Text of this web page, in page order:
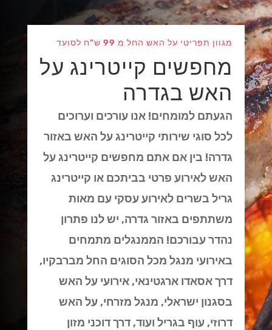
מגוון תפריטי על האש החל מ 99 ש"ח לסועד
מחפשים קייטרינג על
האש בגדרה
הגעתם למומחים! אנו עורכים וערוכים
לכל סוגי שירותי קייטרינג על האש באזור
גדרה! בין אם אתם מחפשים קייטרינג על
האש לאירוע פרטי בביתכם או קייטרינג
גריל בשרים לאירוע עסקי עם מאות
משתתפים באזור גדרה, יש לנו פתרון
נהדר עבורכם! הממנגלים מתמחים
באירועי מנגל מכל הסוגים החל מברבקיו,
דרך אסאדו ארגטינאי, אירועי על האש
בסגנון ישראלי, מנגל מזרחי, על האש
דרוזי, עוף בגריל ועוד, דרך דוכני מזון